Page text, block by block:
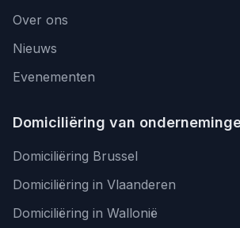
Over ons
Nieuws
Evenementen
Domiciliëring van
Domiciliëring Brussel
Domiciliëring in Vlaanderen
Domiciliëring in Wallonië